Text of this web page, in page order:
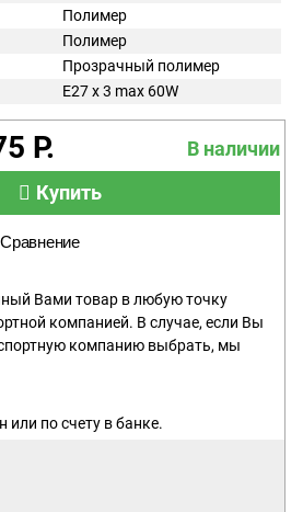
Полимер
Полимер
Прозрачный полимер
E27 x 3 max 60W
Р.
В наличии
Купить
Сравнение
Вами товар в любую точку
компанией. В случае, если Вы
компанию выбрать, мы
или по счету в банке.